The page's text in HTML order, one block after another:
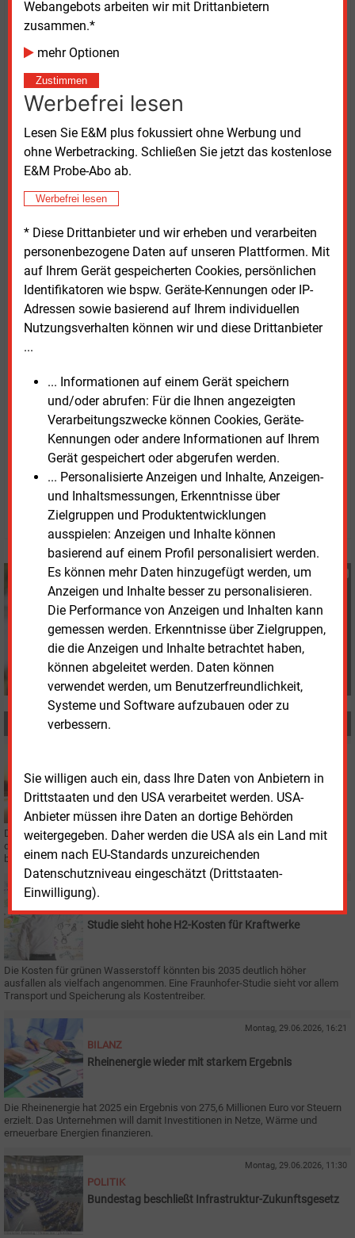
Webangebots arbeiten wir mit Drittanbietern
zusammen.*
mehr Optionen
Zustimmen
Werbefrei lesen
Lesen Sie E&M plus fokussiert ohne Werbung und
ohne Werbetracking. Schließen Sie jetzt das kostenlose
E&M Probe-Abo ab.
Werbefrei lesen
* Diese Drittanbieter und wir erheben und verarbeiten
personenbezogene Daten auf unseren Plattformen. Mit
auf Ihrem Gerät gespeicherten Cookies, persönlichen
Identifikatoren wie bspw. Geräte-Kennungen oder IP-
Adressen sowie basierend auf Ihrem individuellen
Nutzungsverhalten können wir und diese Drittanbieter
...
... Informationen auf einem Gerät speichern
und/oder abrufen: Für die Ihnen angezeigten
Verarbeitungszwecke können Cookies, Geräte-
Kennungen oder andere Informationen auf Ihrem
Gerät gespeichert oder abgerufen werden.
... Personalisierte Anzeigen und Inhalte, Anzeigen-
und Inhaltsmessungen, Erkenntnisse über
Zielgruppen und Produktentwicklungen
ausspielen: Anzeigen und Inhalte können
basierend auf einem Profil personalisiert werden.
Es können mehr Daten hinzugefügt werden, um
Anzeigen und Inhalte besser zu personalisieren.
Die Performance von Anzeigen und Inhalten kann
gemessen werden. Erkenntnisse über Zielgruppen,
die die Anzeigen und Inhalte betrachtet haben,
können abgeleitet werden. Daten können
verwendet werden, um Benutzerfreundlichkeit,
Systeme und Software aufzubauen oder zu
verbessern.
Sie willigen auch ein, dass Ihre Daten von Anbietern in
Drittstaaten und den USA verarbeitet werden. USA-
Anbieter müssen ihre Daten an dortige Behörden
weitergegeben. Daher werden die USA als ein Land mit
einem nach EU-Standards unzureichenden
Datenschutzniveau eingeschätzt (Drittstaaten-
Einwilligung).
stünden vielmehr im Zusammenhang mit
Abschreibungszeiträumen. Im Rahmen des Modells
KANU 2.0 würden Kosten zeitlich vorgezogen, um die
verbleibenden Ausgaben bis 2045 auf eine größere
Zahl von Netznutzern zu verteilen und spätere
Belastungssprünge zu vermeiden.
Aus Sicht des Verbands sollte die vorhandene
Infrastruktur deshalb nicht vorschnell zurückgebaut
werden. Das bestehende Gasnetz versorge
Haushalte, Gewerbe, Industrie und Kraftwerke mit
großen Energiemengen und könne künftig auch
Wasserstoff, Biomethan sowie weitere klimaneutrale
Gase transportieren. Wo entsprechende Bedarfe
bestünden, sollten Gas- und Wasserstoffnetze
DieEWI Studie „Ausgaben für das Gassystem in
Deutschland“steht als PDF zum Download bereit.
Freitag, 26.06.2026, 12:38 Uhr
Susanne Harmsen
© 2026 Energie & Management GmbH
Susanne Harmsen
+49 (0) 151 28207503
s.harmsen@energie-
und-management.de
GASNETZ
Keine Einspeisegebühr für Biogas geplant
Die Bundesnetzagentur hat Orientierungspunkte für eine neue Systematik
der Gasnetzentgelte (SyGNE) publiziert. Sie werden nun konsultiert, denn die
bisherigen Regeln laufen 2028 aus.
F&E
Studie sieht hohe H2-Kosten für Kraftwerke
Die Kosten für grünen Wasserstoff könnten bis 2035 deutlich höher
ausfallen als vielfach angenommen. Eine Fraunhofer-Studie sieht vor allem
Transport und Speicherung als Kostentreiber.
Montag, 29.06.2026, 16:21
BILANZ
Rheinenergie wieder mit starkem Ergebnis
Die Rheinenergie hat 2025 ein Ergebnis von 275,6 Millionen Euro vor Steuern
erzielt. Das Unternehmen will damit Investitionen in Netze, Wärme und
erneuerbare Energien finanzieren.
Montag, 29.06.2026, 11:30
POLITIK
Bundestag beschließt Infrastruktur-Zukunftsgesetz